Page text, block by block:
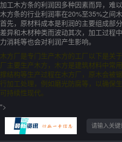
加工木方条的利润因多种因素而异，难
木方条的行业利润率在20%至35%之间
首先，原材料成本是利润的主要组成部
差异和木材种类而波动其次，加工过程
力消耗等也会对利润产生影响。
木方厂是专门生产木方的工厂以下是关
厂主要生产木方，木方是建筑材料中常
撑结构等生产过程在木方厂，原木会被
行加工处理，例如磨光防腐等，以确保
可持续性现代。
">